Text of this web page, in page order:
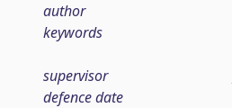
author
keywords
supervisor
defence date